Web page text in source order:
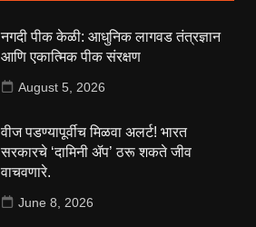
नगदी पीक केळी: आधुनिक लागवड तंत्रज्ञान
आणि एकात्मिक पीक संरक्षण
August 5, 2026
वीज पडण्यापूर्वीच मिळवा अलर्ट! भारत
सरकारचे ‘दामिनी ॲप’ ठरू शकते जीव
वाचवणारे.
June 8, 2026